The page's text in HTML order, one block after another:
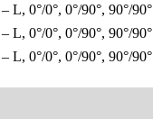
L, 0°/0°, 0°/90°, 90°/90°
L, 0°/0°, 0°/90°, 90°/90°
L, 0°/0°, 0°/90°, 90°/90°